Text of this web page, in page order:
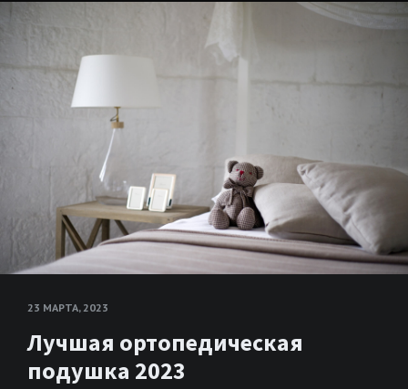
23 МАРТА, 2023
Лучшая ортопедическая
подушка 2023